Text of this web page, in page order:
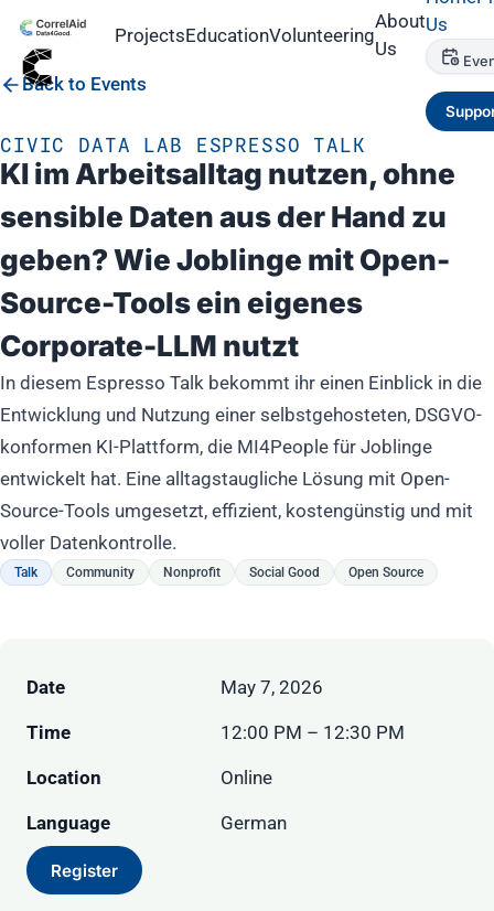
ProjectsEducationVolunteering
About
Us
Us
Back to Events
CIVIC DATA LAB ESPRESSO TALK
KI im Arbeitsalltag nutzen, ohne
sensible Daten aus der Hand zu
geben? Wie Joblinge mit Open-
Source-Tools ein eigenes
Corporate-LLM nutzt
In diesem Espresso Talk bekommt ihr einen Einblick in die
Entwicklung und Nutzung einer selbstgehosteten, DSGVO-
konformen KI-Plattform, die MI4People für Joblinge
entwickelt hat. Eine alltagstaugliche Lösung mit Open-
Source-Tools umgesetzt, effizient, kostengünstig und mit
voller Datenkontrolle.
Talk Community Nonprofit Social Good Open Source
Date May 7, 2026
Time 12:00 PM – 12:30 PM
Location Online
Language German
Register